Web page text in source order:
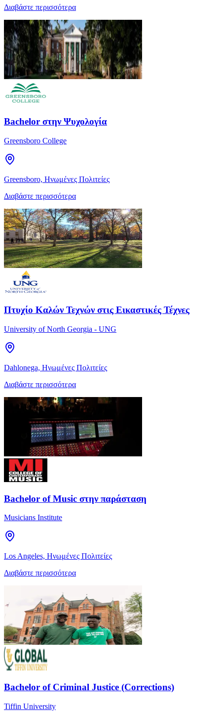
Διαβάστε περισσότερα
Bachelor στην Ψυχολογία
Greensboro College
Greensboro, Ηνωμένες Πολιτείες
Διαβάστε περισσότερα
Πτυχίο Καλών Τεχνών στις Εικαστικές Τέχνες
University of North Georgia - UNG
Dahlonega, Ηνωμένες Πολιτείες
Διαβάστε περισσότερα
Bachelor of Music στην παράσταση
Musicians Institute
Los Angeles, Ηνωμένες Πολιτείες
Διαβάστε περισσότερα
Bachelor of Criminal Justice (Corrections)
Tiffin University